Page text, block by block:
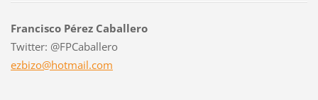
Francisco Pérez Caballero
Twitter: @FPCaballero
ezbizo@hotmail.com